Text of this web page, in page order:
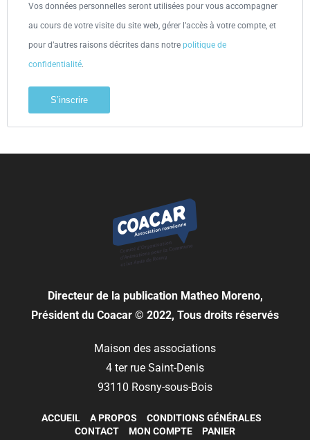
Vos données personnelles seront utilisées pour vous accompagner
au cours de votre visite du site web, gérer l’accès à votre compte, et
pour d’autres raisons décrites dans notre politique de
confidentialité.
S’inscrire
Directeur de la publicationMatheo Moreno,
Président du Coacar © 2022, Tous droits réservés
Maison des associations
4 ter rue Saint-Denis
93110 Rosny-sous-Bois
ACCUEIL A PROPOS
CONDITIONS GÉNÉRALES
CONTACT
MON COMPTE PANIER